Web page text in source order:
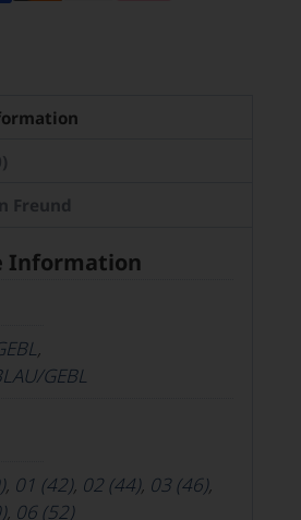
Freund
Information
,
GEBL
, 01 (42), 02 (44), 03 (46),
, 06 (52)